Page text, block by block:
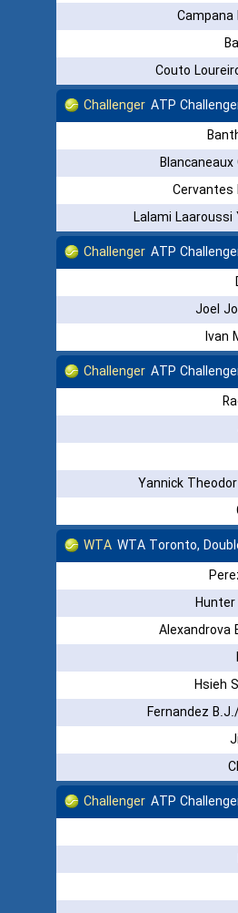
Campana
Couto
Challenger ATP
Cervantes
Lalami Laaroussi
Challenger ATP
Joel
Ivan
Challenger ATP
Yannick
WTA WTA Toronto,
Alexandrova
Hsieh
Fernandez
Challenger ATP